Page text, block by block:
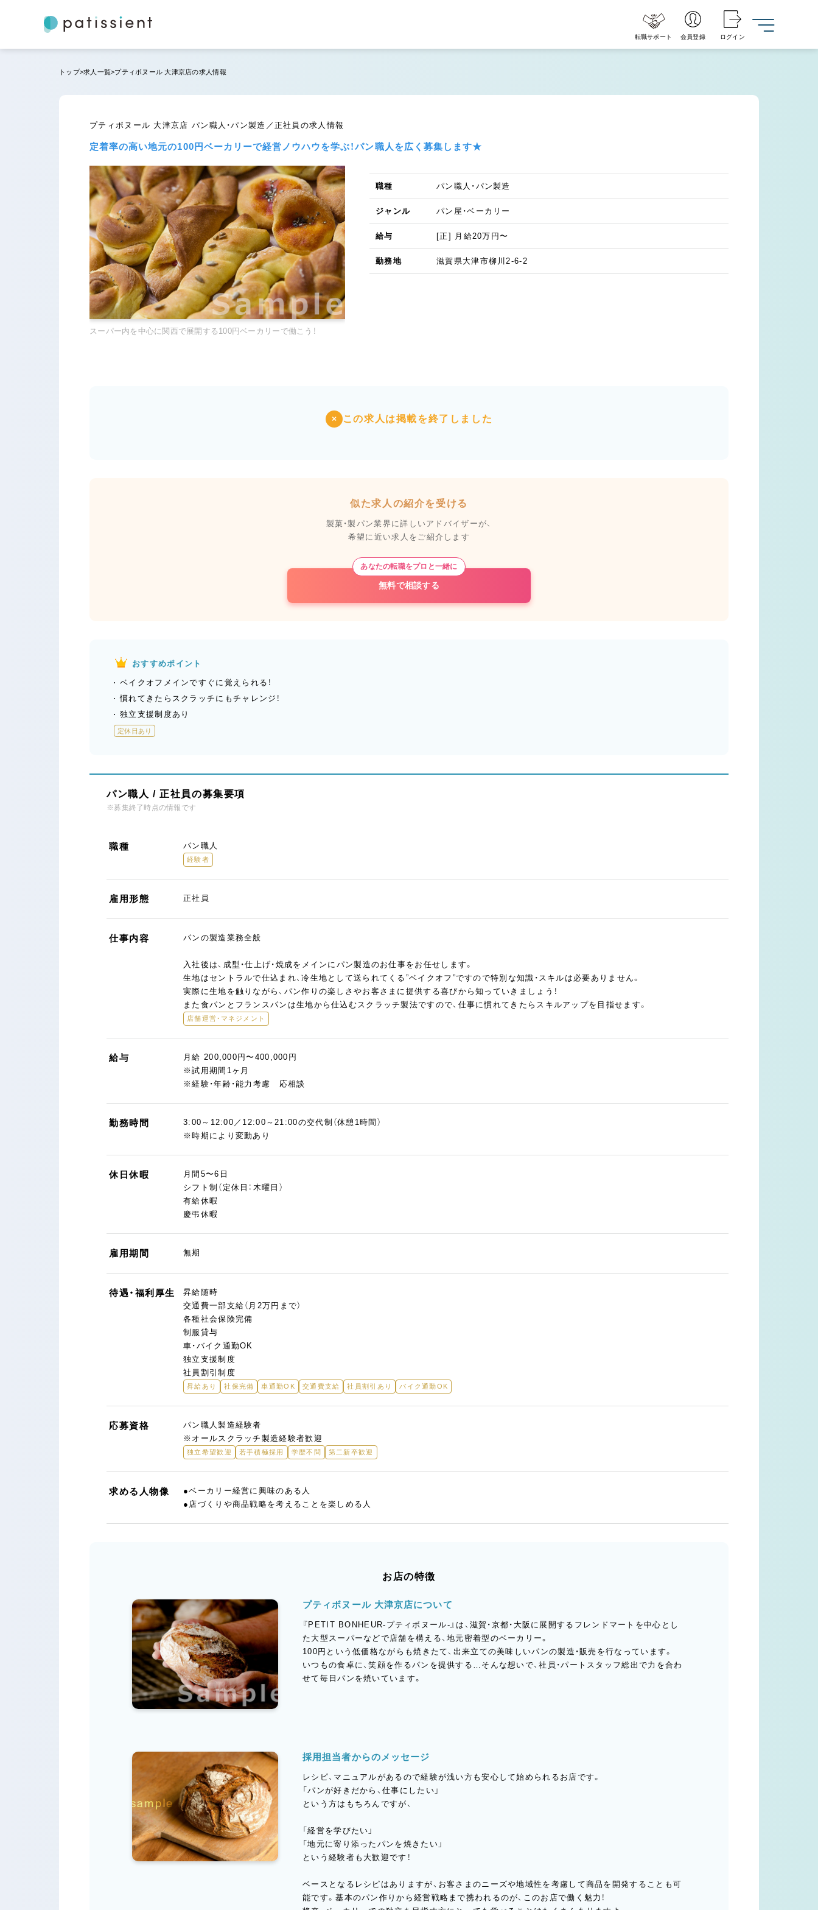
転職サポート 会員登録 ログイン
トップ 求人一覧 プティボヌール 大津京店の求人情報
プティボヌール 大津京店 パン職人・パン製造／正社員の求人情報
定着率の高い地元の100円ベーカリーで経営ノウハウを学ぶ！パン職人を広く募集します★
スーパー内を中心に関西で展開する100円ベーカリーで働こう！
職種 パン職人・パン製造
ジャンル パン屋・ベーカリー
給与 [正] 月給20万円〜
勤務地 滋賀県大津市柳川2-6-2
× この求人は掲載を終了しました
似た求人の紹介を受ける
製菓・製パン業界に詳しいアドバイザーが、
希望に近い求人をご紹介します
あなたの転職をプロと一緒に
無料で相談する
おすすめポイント
ベイクオフメインですぐに覚えられる！
慣れてきたらスクラッチにもチャレンジ！
独立支援制度あり
定休日あり
パン職人 / 正社員の募集要項
※募集終了時点の情報です
職種 パン職人
経験者
雇用形態 正社員
仕事内容 パンの製造業務全般
入社後は、成型・仕上げ・焼成をメインにパン製造のお仕事をお任せします。
生地はセントラルで仕込まれ、冷生地として送られてくる”ベイクオフ”ですので特別な知識・スキルは必要ありません。
実際に生地を触りながら、パン作りの楽しさやお客さまに提供する喜びから知っていきましょう！
また食パンとフランスパンは生地から仕込むスクラッチ製法ですので、仕事に慣れてきたらスキルアップを目指せます。
店舗運営・マネジメント
給与
月給 200,000円〜400,000円
※試用期間1ヶ月
※経験・年齢・能力考慮 応相談
勤務時間
3:00～12:00／12:00～21:00の交代制（休憩1時間）
※時期により変動あり
休日休暇
月間5〜6日
シフト制（定休日：木曜日）
有給休暇
慶弔休暇
雇用期間 無期
待遇・福利厚生
昇給随時
交通費一部支給（月2万円まで）
各種社会保険完備
制服貸与
車・バイク通勤OK
独立支援制度
社員割引制度
昇給あり 社保完備 車通勤OK 交通費支給 社員割引あり バイク通勤OK
応募資格
パン職人製造経験者
※オールスクラッチ製造経験者歓迎
独立希望歓迎 若手積極採用 学歴不問 第二新卒歓迎
求める人物像
●ベーカリー経営に興味のある人
●店づくりや商品戦略を考えることを楽しめる人
お店の特徴
プティボヌール 大津京店について
『PETIT BONHEUR-プティボヌール-』は、滋賀・京都・大阪に展開するフレンドマートを中心とし
た大型スーパーなどで店舗を構える、地元密着型のベーカリー。
100円という低価格ながらも焼きたて、出来立ての美味しいパンの製造・販売を行なっています。
いつもの食卓に、笑顔を作るパンを提供する…そんな想いで、社員・パートスタッフ総出で力を合わ
せて毎日パンを焼いています。
採用担当者からのメッセージ
レシピ、マニュアルがあるので経験が浅い方も安心して始められるお店です。
「パンが好きだから、仕事にしたい」
という方はもちろんですが、
「経営を学びたい」
「地元に寄り添ったパンを焼きたい」
という経験者も大歓迎です！
ベースとなるレシピはありますが、お客さまのニーズや地域性を考慮して商品を開発することも可
能です。基本のパン作りから経営戦略まで携われるのが、このお店で働く魅力！